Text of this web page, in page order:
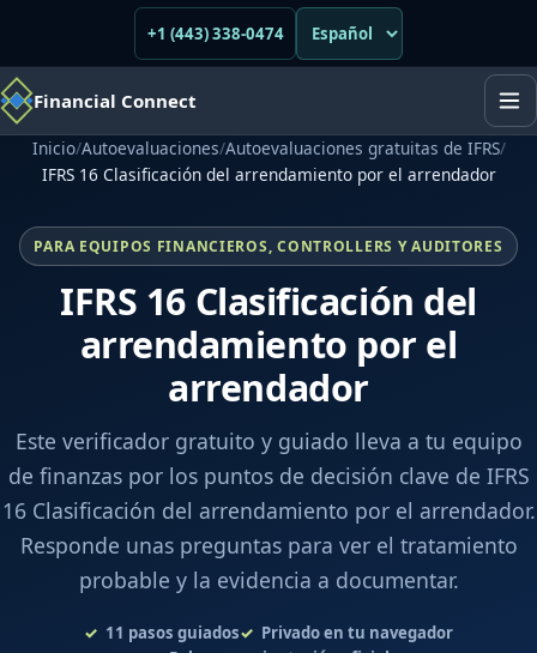
+1 (443) 338-0474
Financial Connect
Inicio/Autoevaluaciones/Autoevaluaciones gratuitas de IFRS/
IFRS 16 Clasificación del arrendamiento por el arrendador
PARA EQUIPOS FINANCIEROS, CONTROLLERS Y AUDITORES
IFRS 16 Clasificación del
arrendamiento por el
arrendador
Este verificador gratuito y guiado lleva a tu equipo
de finanzas por los puntos de decisión clave de IFRS
16 Clasificación del arrendamiento por el arrendador.
Responde unas preguntas para ver el tratamiento
probable y la evidencia a documentar.
11 pasos guiados
Privado en tu navegador